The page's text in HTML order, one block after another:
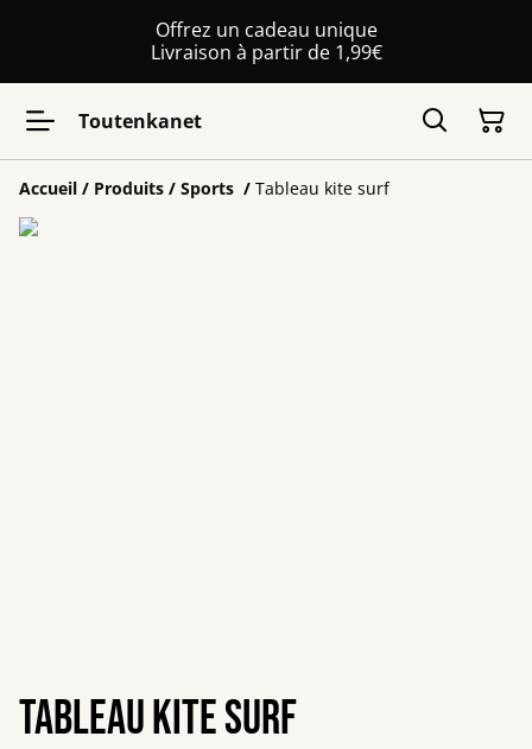
Offrez un cadeau unique
Livraison à partir de 1,99€
Toutenkanet
Accueil / Produits / Sports / Tableau kite surf
Tableau kite surf